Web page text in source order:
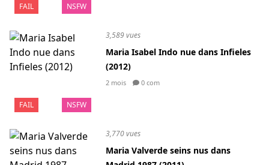
FAIL NSFW
FAIL NSFW
3,589 vues
Maria Isabel Indo nue dans Infieles
(2012)
2 mois 0 com
3,770 vues
Maria Valverde seins nus dans